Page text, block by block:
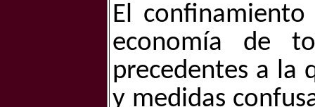
El
economía de
precedentes a la
y medidas